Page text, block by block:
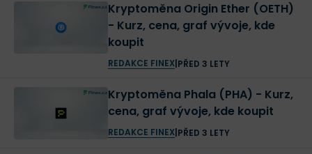
Kryptoměna Origin Ether (OETH)
- Kurz, cena, graf vývoje, kde
koupit
REDAKCE FINEX| PŘED 3 LETY
Kryptoměna Phala (PHA) - Kurz,
cena, graf vývoje, kde koupit
REDAKCE FINEX| PŘED 3 LETY